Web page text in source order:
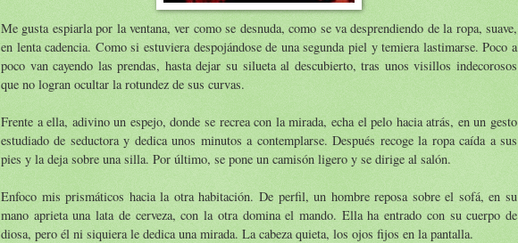
Me gusta espiarla por la ventana, ver como se desnuda, como se va desprendiendo de la ropa, suave,
en lenta cadencia. Como si estuviera despojándose de una segunda piel y temiera lastimarse. Poco a
poco van cayendo las prendas, hasta dejar su silueta al descubierto, tras unos visillos indecorosos
que no logran ocultar la rotundez de sus curvas.
Frente a ella, adivino un espejo, donde se recrea con la mirada, echa el pelo hacia atrás, en un gesto
estudiado de seductora y dedica unos minutos a contemplarse. Después recoge la ropa caída a sus
pies y la deja sobre una silla. Por último, se pone un camisón ligero y se dirige al salón.
Enfoco mis prismáticos hacia la otra habitación. De perfil, un hombre reposa sobre el sofá, en su
mano aprieta una lata de cerveza, con la otra domina el mando. Ella ha entrado con su cuerpo de
diosa, pero él ni siquiera le dedica una mirada. La cabeza quieta, los ojos fijos en la pantalla.